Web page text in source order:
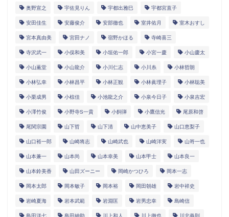
奥野宣之 宇佐見りん 宇都出雅巳 宇都宮直子
安田佳生 安藤俊介 安部徹也 室井佑月 室木おすし
宮本真由美 宮田ナノ 宿野かほる 寺崎喜三
寺沢武一 小俣和美 小垣佑一郎 小宮一慶 小山慶太
小山薫堂 小山龍介 小川仁志 小川糸 小林哲朗
小林弘幸 小林昌平 小林正観 小林眞理子 小林聡美
小栗成男 小椋佳 小池龍之介 小泉今日子 小泉吉宏
小澤竹俊 小野寺S一貴 小飼弾 小鷹信光 尾原和啓
尾関宗園 山下哲 山下清 山中恵美子 山口恵梨子
山口裕一郎 山崎将志 山崎武也 山崎洋実 山嵜一也
山本兼一 山本尚 山本幸美 山本甲士 山本良一
山本鈴美香 山田ズーニー 岡崎かつひろ 岡本一志
岡本太郎 岡本敏子 岡本裕 岡田朝雄 岩中祥史
岩崎夏海 岩本武範 岩淵匡 岩男忠幸 島崎信
島田洋七 島田紳助 川上和人 川上徹也 川北義則